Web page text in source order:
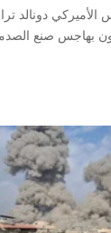
الأميركي دونالد
بهاجس صنع